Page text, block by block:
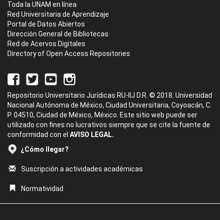
Toda la UNAM en línea
Red Universitaria de Aprendizaje
Portal de Datos Abiertos
Dirección General de Bibliotecas
Red de Acervos Digitales
Directory of Open Access Repositories
Repositorio Universitario Jurídicas RU-IIJ D.R. © 2018. Universidad
Nacional Autónoma de México, Ciudad Universitaria, Coyoacán, C.
P. 04510, Ciudad de México, México. Este sitio web puede ser
utilizado con fines no lucrativos siempre que se cite la fuente de
conformidad con el AVISO LEGAL.
¿Cómo llegar?
Suscripción a actividades académicas
Normatividad